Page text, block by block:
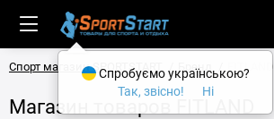
Спорт магазин SPORTSTART Бренд FITLAND
Магазин товаров FITLAND
Спробуємо українською?
Так, звісно!
Ні